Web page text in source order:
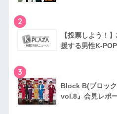
2
【投票しよう！
援する男性K-
3
Block B(ブロッ
vol.8』会見レポ